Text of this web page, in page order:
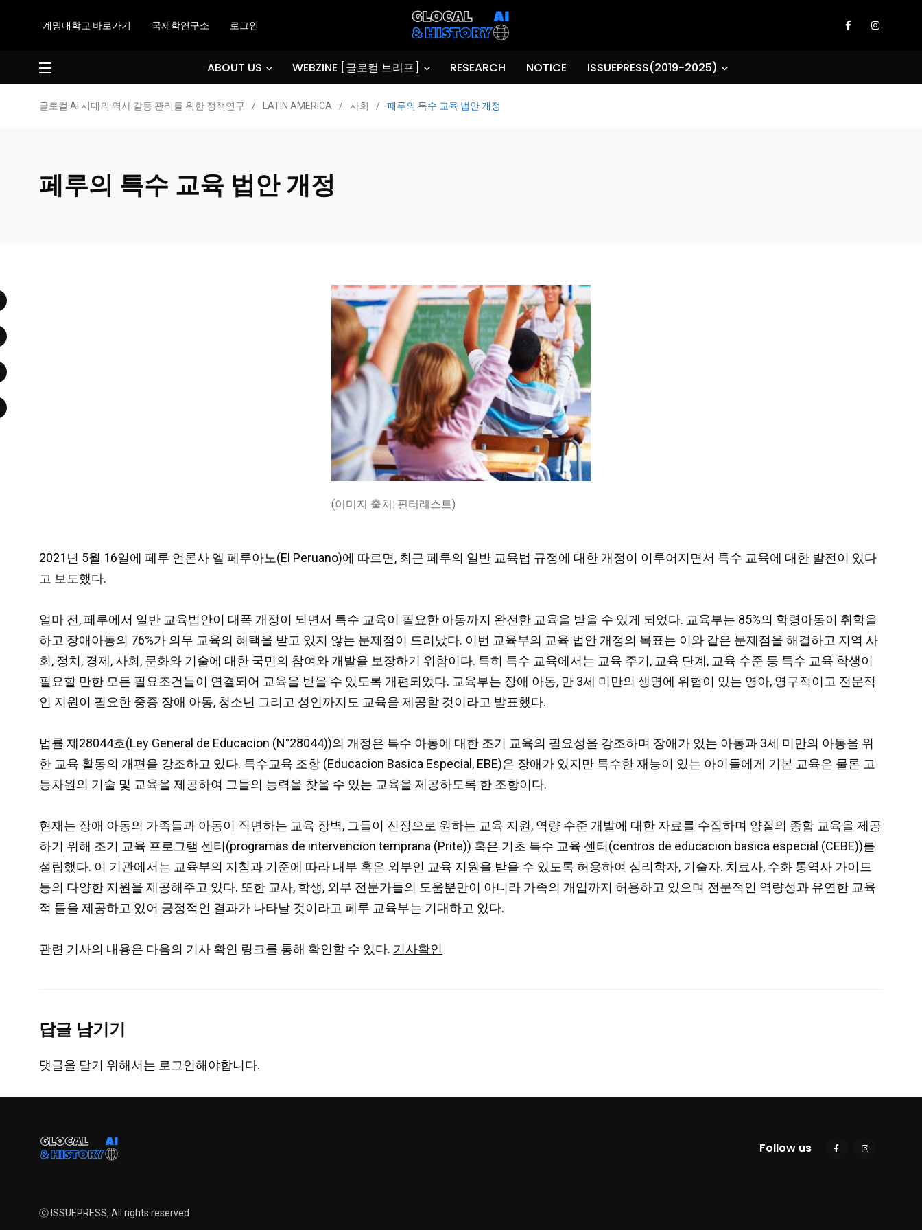
계명대학교 바로가기 국제학연구소 로그인
ABOUT US WEBZINE [글로컬 브리프] RESEARCH NOTICE ISSUEPRESS(2019-2025)
글로컬·AI 시대의 역사 갈등 관리를 위한 정책연구 / LATIN AMERICA / 사회 / 페루의 특수 교육 법안 개정
페루의 특수 교육 법안 개정
(이미지 출처: 핀터레스트)
2021년 5월 16일에 페루 언론사 엘 페루아노(El Peruano)에 따르면, 최근 페루의 일반 교육법 규정에 대한 개정이 이루어지면서 특수 교육에 대한 발전이 있다
고 보도했다.
얼마 전, 페루에서 일반 교육법안이 대폭 개정이 되면서 특수 교육이 필요한 아동까지 완전한 교육을 받을 수 있게 되었다. 교육부는 85%의 학령아동이 취학을
하고 장애아동의 76%가 의무 교육의 혜택을 받고 있지 않는 문제점이 드러났다. 이번 교육부의 교육 법안 개정의 목표는 이와 같은 문제점을 해결하고 지역 사
회, 정치, 경제, 사회, 문화와 기술에 대한 국민의 참여와 개발을 보장하기 위함이다. 특히 특수 교육에서는 교육 주기, 교육 단계, 교육 수준 등 특수 교육 학생이
필요할 만한 모든 필요조건들이 연결되어 교육을 받을 수 있도록 개편되었다. 교육부는 장애 아동, 만 3세 미만의 생명에 위험이 있는 영아, 영구적이고 전문적
인 지원이 필요한 중증 장애 아동, 청소년 그리고 성인까지도 교육을 제공할 것이라고 발표했다.
법률 제28044호(Ley General de Educacion (N°28044))의 개정은 특수 아동에 대한 조기 교육의 필요성을 강조하며 장애가 있는 아동과 3세 미만의 아동을 위
한 교육 활동의 개편을 강조하고 있다. 특수교육 조항 (Educacion Basica Especial, EBE)은 장애가 있지만 특수한 재능이 있는 아이들에게 기본 교육은 물론 고
등차원의 기술 및 교육을 제공하여 그들의 능력을 찾을 수 있는 교육을 제공하도록 한 조항이다.
현재는 장애 아동의 가족들과 아동이 직면하는 교육 장벽, 그들이 진정으로 원하는 교육 지원, 역량 수준 개발에 대한 자료를 수집하며 양질의 종합 교육을 제공
하기 위해 조기 교육 프로그램 센터(programas de intervencion temprana (Prite)) 혹은 기초 특수 교육 센터(centros de educacion basica especial (CEBE))를
설립했다. 이 기관에서는 교육부의 지침과 기준에 따라 내부 혹은 외부인 교육 지원을 받을 수 있도록 허용하여 심리학자, 기술자. 치료사, 수화 통역사 가이드
등의 다양한 지원을 제공해주고 있다. 또한 교사, 학생, 외부 전문가들의 도움뿐만이 아니라 가족의 개입까지 허용하고 있으며 전문적인 역량성과 유연한 교육
적 틀을 제공하고 있어 긍정적인 결과가 나타날 것이라고 페루 교육부는 기대하고 있다.
관련 기사의 내용은 다음의 기사 확인 링크를 통해 확인할 수 있다. 기사확인
답글 남기기
댓글을 달기 위해서는 로그인해야합니다.
Follow us
ⓒ ISSUEPRESS, All rights reserved